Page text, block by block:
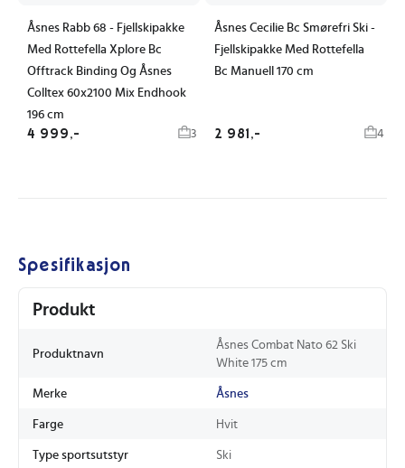
Åsnes Rabb 68 - Fjellskipakke
Med Rottefella Xplore Bc
Offtrack Binding Og Åsnes
Colltex 60x2100 Mix Endhook
196 cm
4 999,- 3
Åsnes Cecilie Bc Smørefri Ski -
Fjellskipakke Med Rottefella
Bc Manuell 170 cm
2 981,- 4
Spesifikasjon
Produkt
Produktnavn
Åsnes Combat Nato 62 Ski
White 175 cm
Merke Åsnes
Farge Hvit
Type sportsutstyr Ski